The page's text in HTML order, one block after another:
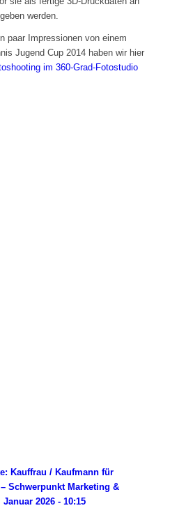
werden.
paar Impressionen von einem
Jugend Cup 2014 haben wir hier
im 360-Grad-Fotostudio
Kauffrau / Kaufmann für
Schwerpunkt Marketing &
Januar 2026 - 10:15